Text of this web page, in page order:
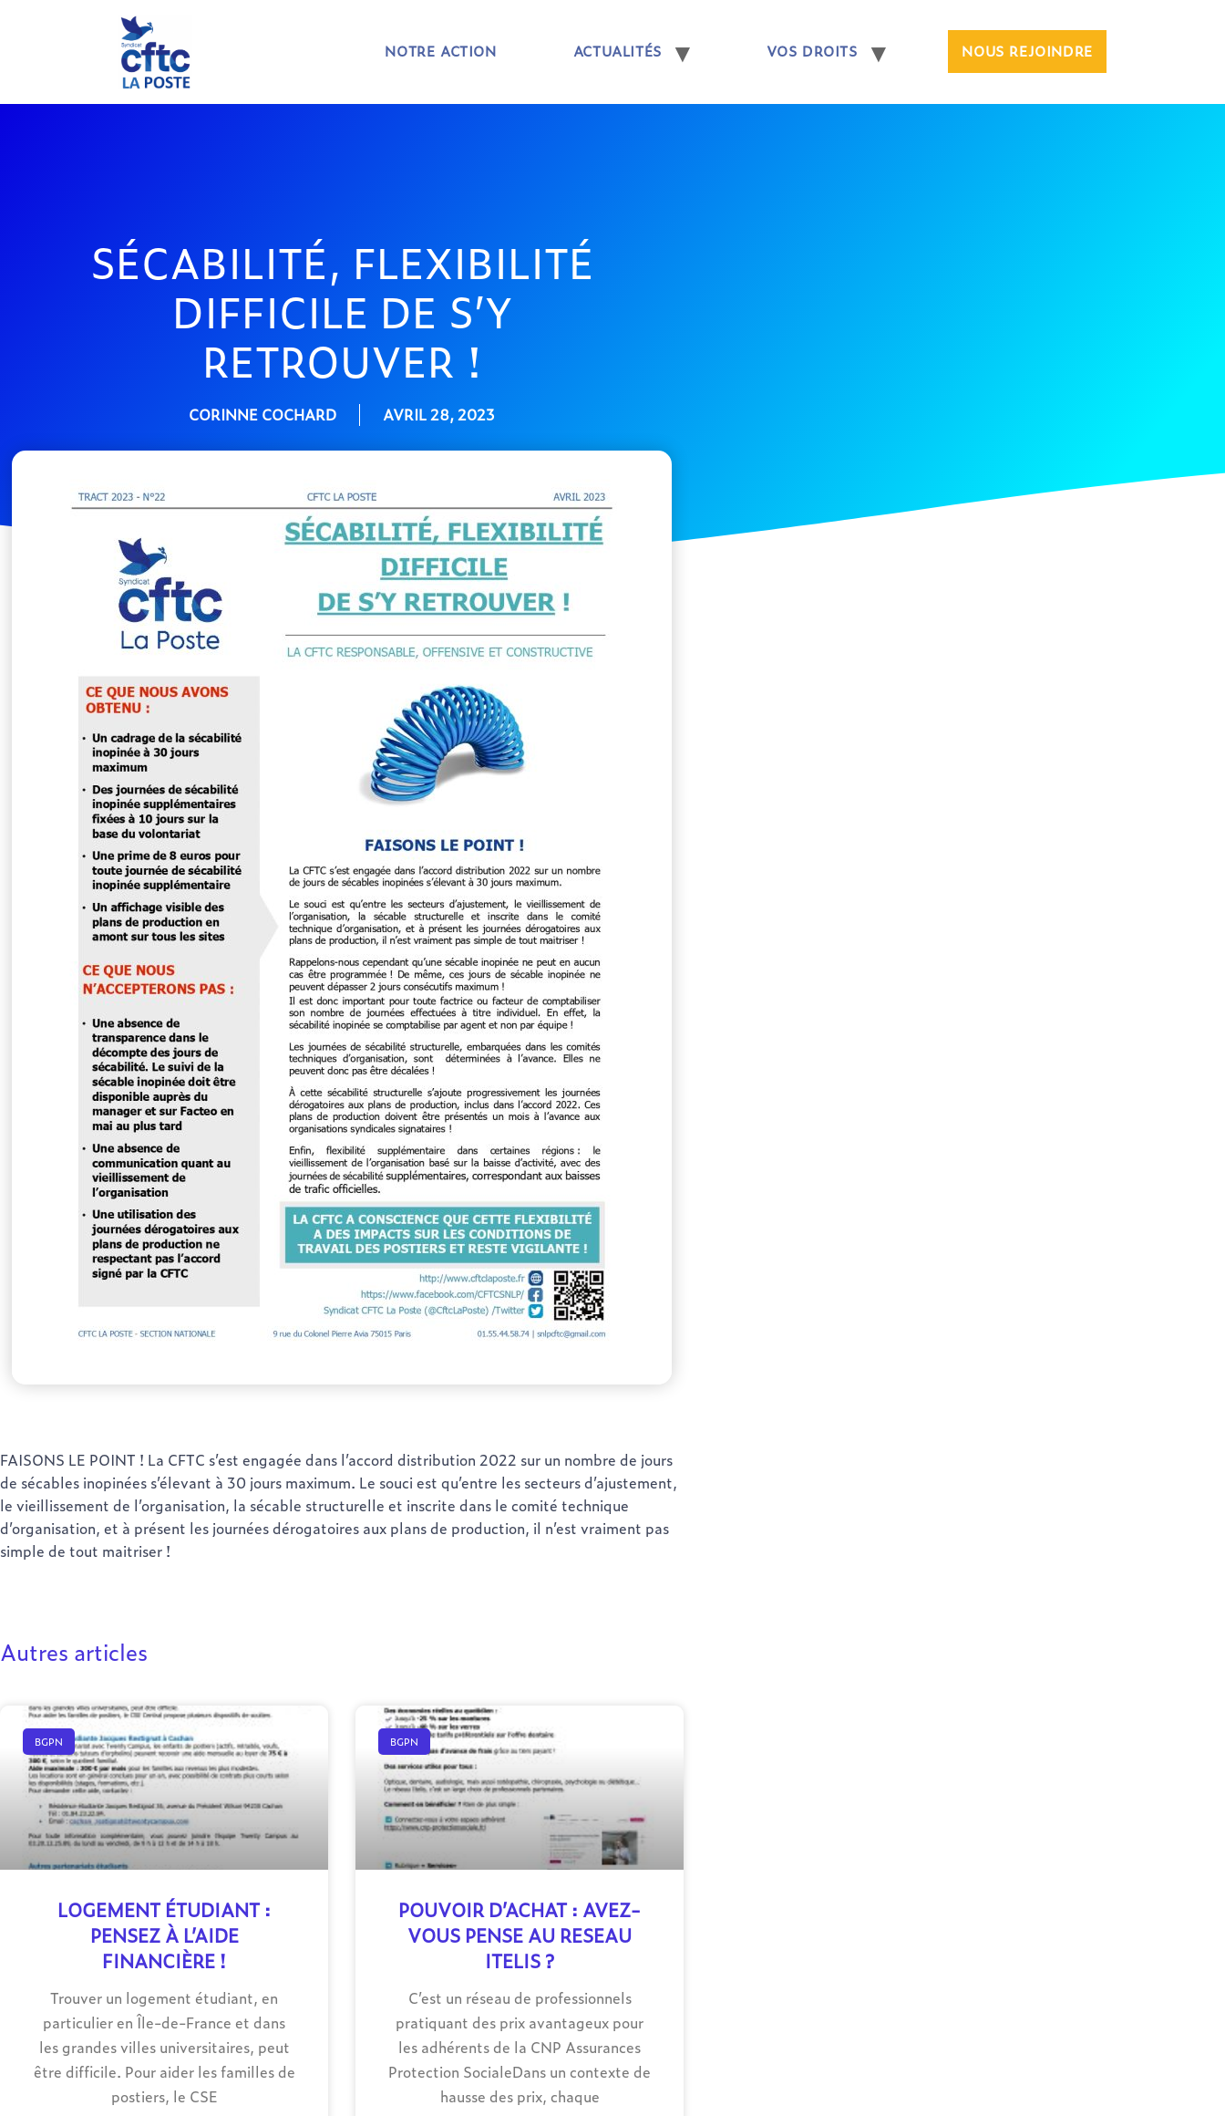
NOTRE ACTION ACTUALITÉS VOS DROITS NOUS REJOINDRE
SÉCABILITÉ, FLEXIBILITÉ
DIFFICILE DE S’Y
RETROUVER !
CORINNE COCHARD AVRIL 28, 2023
FAISONS LE POINT ! La CFTC s’est engagée dans l’accord distribution 2022 sur un nombre de jours
de sécables inopinées s’élevant à 30 jours maximum. Le souci est qu’entre les secteurs d’ajustement,
le vieillissement de l’organisation, la sécable structurelle et inscrite dans le comité technique
d’organisation, et à présent les journées dérogatoires aux plans de production, il n’est vraiment pas
simple de tout maitriser !
Autres articles
BGPN
LOGEMENT ÉTUDIANT :
PENSEZ À L’AIDE
FINANCIÈRE !
Trouver un logement étudiant, en
particulier en Île-de-France et dans
les grandes villes universitaires, peut
être difficile. Pour aider les familles de
postiers, le CSE
BGPN
POUVOIR D’ACHAT : AVEZ-
VOUS PENSE AU RESEAU
ITELIS ?
C’est un réseau de professionnels
pratiquant des prix avantageux pour
les adhérents de la CNP Assurances
Protection SocialeDans un contexte de
hausse des prix, chaque